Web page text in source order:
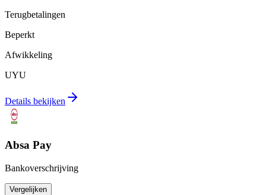
Terugbetalingen
Beperkt
Afwikkeling
UYU
Details bekijken
Absa Pay
Bankoverschrijving
Vergelijken